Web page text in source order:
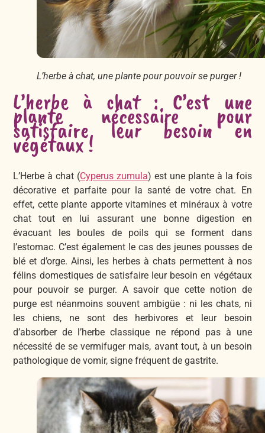
L’herbe à chat, une plante pour pouvoir se purger !
L’herbe à chat : C’est une
plante nécessaire pour
satisfaire leur besoin en
végétaux !
L’Herbe à chat (Cyperus zumula) est une plante à la fois
décorative et parfaite pour la santé de votre chat. En
effet, cette plante apporte vitamines et minéraux à votre
chat tout en lui assurant une bonne digestion en
évacuant les boules de poils qui se forment dans
l’estomac. C’est également le cas des jeunes pousses de
blé et d’orge. Ainsi, les herbes à chats permettent à nos
félins domestiques de satisfaire leur besoin en végétaux
pour pouvoir se purger. A savoir que cette notion de
purge est néanmoins souvent ambigüe : ni les chats, ni
les chiens, ne sont des herbivores et leur besoin
d’absorber de l’herbe classique ne répond pas à une
nécessité de se vermifuger mais, avant tout, à un besoin
pathologique de vomir, signe fréquent de gastrite.